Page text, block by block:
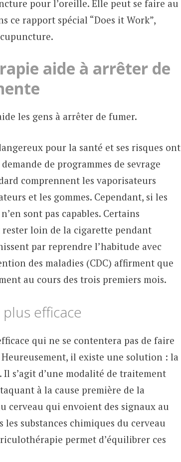
pour l’oreille. Elle peut se faire au
ce rapport spécial “Does it Work”,
aide à arrêter de
les gens à arrêter de fumer.
pour la santé et ses risques ont
de programmes de sevrage
comprennent les vaporisateurs
et les gommes. Cependant, si les
sont pas capables. Certains
loin de la cigarette pendant
par reprendre l’habitude avec
des maladies (CDC) affirment que
au cours des trois premiers mois.
efficace
qui ne se contentera pas de faire
il existe une solution : la
s’agit d’une modalité de traitement
à la cause première de la
cerveau qui envoient des signaux au
les substances chimiques du cerveau
permet d’équilibrer ces